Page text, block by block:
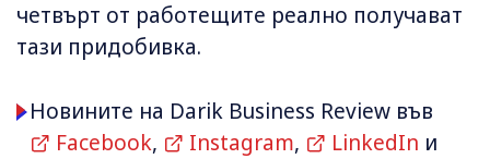
четвърт от работещите реално получават
тази придобивка.
Новините на Darik Business Review във
Facebook, Instagram, LinkedIn и